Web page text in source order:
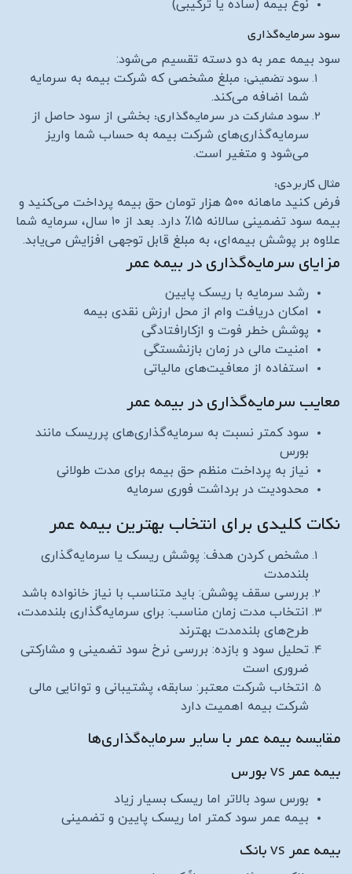
نوع بیمه (ساده یا ترکیبی)
سود سرمایه‌گذاری
سود بیمه عمر به دو دسته تقسیم می‌شود:
سود تضمینی: مبلغ مشخصی که شرکت بیمه به سرمایه
شما اضافه می‌کند.
سود مشارکت در سرمایه‌گذاری: بخشی از سود حاصل از
سرمایه‌گذاری‌های شرکت بیمه به حساب شما واریز
می‌شود و متغیر است.
مثال کاربردی:
فرض کنید ماهانه ۵۰۰ هزار تومان حق بیمه پرداخت می‌کنید و
بیمه سود تضمینی سالانه ۱۵٪ دارد. بعد از ۱۰ سال، سرمایه شما
علاوه بر پوشش بیمه‌ای، به مبلغ قابل توجهی افزایش می‌یابد.
مزایای سرمایه‌گذاری در بیمه عمر
رشد سرمایه با ریسک پایین
امکان دریافت وام از محل ارزش نقدی بیمه
پوشش خطر فوت و ازکارافتادگی
امنیت مالی در زمان بازنشستگی
استفاده از معافیت‌های مالیاتی
معایب سرمایه‌گذاری در بیمه عمر
سود کمتر نسبت به سرمایه‌گذاری‌های پرریسک مانند
بورس
نیاز به پرداخت منظم حق بیمه برای مدت طولانی
محدودیت در برداشت فوری سرمایه
نکات کلیدی برای انتخاب بهترین بیمه عمر
مشخص کردن هدف: پوشش ریسک یا سرمایه‌گذاری
بلندمدت
بررسی سقف پوشش: باید متناسب با نیاز خانواده باشد
انتخاب مدت زمان مناسب: برای سرمایه‌گذاری بلندمدت،
طرح‌های بلندمدت بهترند
تحلیل سود و بازده: بررسی نرخ سود تضمینی و مشارکتی
ضروری است
انتخاب شرکت معتبر: سابقه، پشتیبانی و توانایی مالی
شرکت بیمه اهمیت دارد
مقایسه بیمه عمر با سایر سرمایه‌گذاری‌ها
بیمه عمر vs بورس
بورس سود بالاتر اما ریسک بسیار زیاد
بیمه عمر سود کمتر اما ریسک پایین و تضمینی
بیمه عمر vs بانک